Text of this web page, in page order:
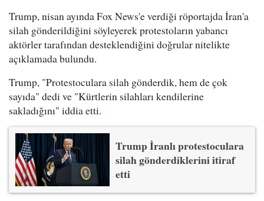
Trump, nisan ayında Fox News'e verdiği röportajda İran'a
silah gönderildiğini söyleyerek protestoların yabancı
aktörler tarafından desteklendiğini doğrular nitelikte
açıklamada bulundu.
Trump, "Protestoculara silah gönderdik, hem de çok
sayıda" dedi ve "Kürtlerin silahları kendilerine
sakladığını" iddia etti.
Trump İranlı protestoculara
silah gönderdiklerini itiraf
etti